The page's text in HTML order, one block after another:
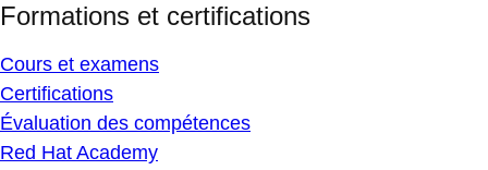
Formations et certifications
Cours et examens
Certifications
Évaluation des compétences
Red Hat Academy